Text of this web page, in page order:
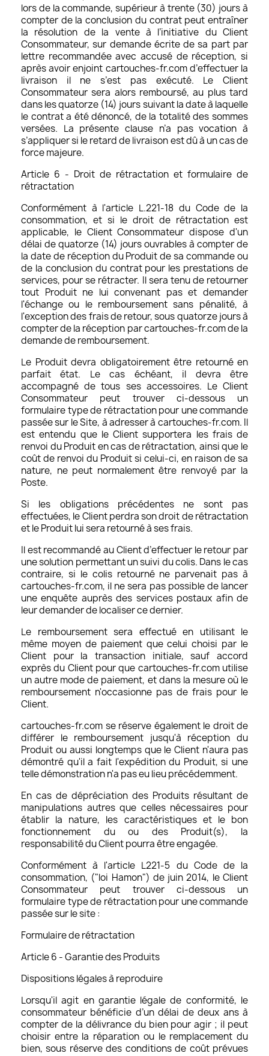
lors de la commande, supérieur à trente (30) jours à
compter de la conclusion du contrat peut entraîner
la résolution de la vente à l’initiative du Client
Consommateur, sur demande écrite de sa part par
lettre recommandée avec accusé de réception, si
après avoir enjoint cartouches-fr.com d’effectuer la
livraison il ne s’est pas exécuté. Le Client
Consommateur sera alors remboursé, au plus tard
dans les quatorze (14) jours suivant la date à laquelle
le contrat a été dénoncé, de la totalité des sommes
versées. La présente clause n’a pas vocation à
s’appliquer si le retard de livraison est dû à un cas de
force majeure.
Article 6 - Droit de rétractation et formulaire de
rétractation
Conformément à l'article L.221-18 du Code de la
consommation, et si le droit de rétractation est
applicable, le Client Consommateur dispose d'un
délai de quatorze (14) jours ouvrables à compter de
la date de réception du Produit de sa commande ou
de la conclusion du contrat pour les prestations de
services, pour se rétracter. Il sera tenu de retourner
tout Produit ne lui convenant pas et demander
l'échange ou le remboursement sans pénalité, à
l'exception des frais de retour, sous quatorze jours à
compter de la réception par cartouches-fr.com de la
demande de remboursement.
Le Produit devra obligatoirement être retourné en
parfait état. Le cas échéant, il devra être
accompagné de tous ses accessoires. Le Client
Consommateur peut trouver ci-dessous un
formulaire type de rétractation pour une commande
passée sur le Site, à adresser à cartouches-fr.com. Il
est entendu que le Client supportera les frais de
renvoi du Produit en cas de rétractation, ainsi que le
coût de renvoi du Produit si celui-ci, en raison de sa
nature, ne peut normalement être renvoyé par la
Poste.
Si les obligations précédentes ne sont pas
effectuées, le Client perdra son droit de rétractation
et le Produit lui sera retourné à ses frais.
Il est recommandé au Client d’effectuer le retour par
une solution permettant un suivi du colis. Dans le cas
contraire, si le colis retourné ne parvenait pas à
cartouches-fr.com, il ne sera pas possible de lancer
une enquête auprès des services postaux afin de
leur demander de localiser ce dernier.
Le remboursement sera effectué en utilisant le
même moyen de paiement que celui choisi par le
Client pour la transaction initiale, sauf accord
exprès du Client pour que cartouches-fr.com utilise
un autre mode de paiement, et dans la mesure où le
remboursement n'occasionne pas de frais pour le
Client.
cartouches-fr.com se réserve également le droit de
différer le remboursement jusqu'à réception du
Produit ou aussi longtemps que le Client n'aura pas
démontré qu'il a fait l'expédition du Produit, si une
telle démonstration n'a pas eu lieu précédemment.
En cas de dépréciation des Produits résultant de
manipulations autres que celles nécessaires pour
établir la nature, les caractéristiques et le bon
fonctionnement du ou des Produit(s), la
responsabilité du Client pourra être engagée.
Conformément à l'article L221-5 du Code de la
consommation, ("loi Hamon") de juin 2014, le Client
Consommateur peut trouver ci-dessous un
formulaire type de rétractation pour une commande
passée sur le site :
Formulaire de rétractation
Article 6 - Garantie des Produits
Dispositions légales à reproduire
Lorsqu'il agit en garantie légale de conformité, le
consommateur bénéficie d’un délai de deux ans à
compter de la délivrance du bien pour agir ; il peut
choisir entre la réparation ou le remplacement du
bien, sous réserve des conditions de coût prévues